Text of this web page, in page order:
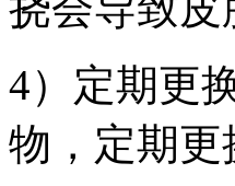
4）定期更
物，定期